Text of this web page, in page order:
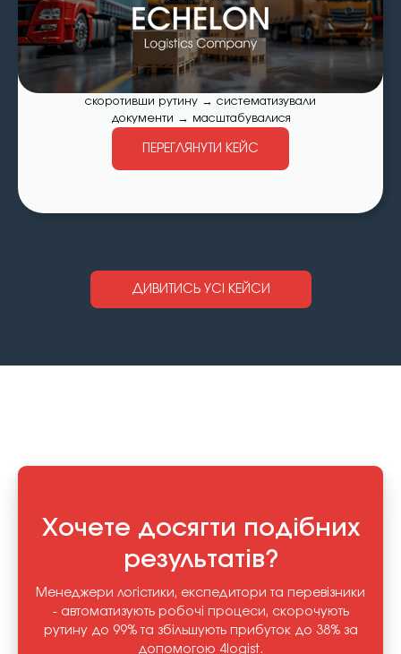
скоротивши рутину → систематизували
документи → масштабувалися
ПЕРЕГЛЯНУТИ КЕЙС
ДИВИТИСЬ УСІ КЕЙСИ
Хочете досягти подібних
результатів?
Менеджери логістики, експедитори та перевізники
- автоматизують робочі процеси, скорочують
рутину до 99% та збільшують прибуток до 38% за
допомогою 4logist.